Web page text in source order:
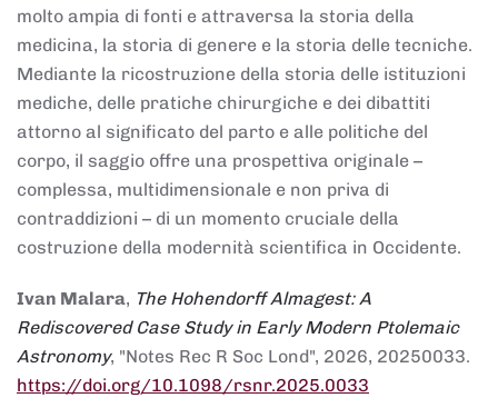
molto ampia di fonti e attraversa la storia della
medicina, la storia di genere e la storia delle tecniche.
Mediante la ricostruzione della storia delle istituzioni
mediche, delle pratiche chirurgiche e dei dibattiti
attorno al significato del parto e alle politiche del
corpo, il saggio offre una prospettiva originale –
complessa, multidimensionale e non priva di
contraddizioni – di un momento cruciale della
costruzione della modernità scientifica in Occidente.
Ivan Malara, The Hohendorff Almagest: A
Rediscovered Case Study in Early Modern Ptolemaic
Astronomy, "Notes Rec R Soc Lond", 2026, 20250033.
https://doi.org/10.1098/rsnr.2025.0033